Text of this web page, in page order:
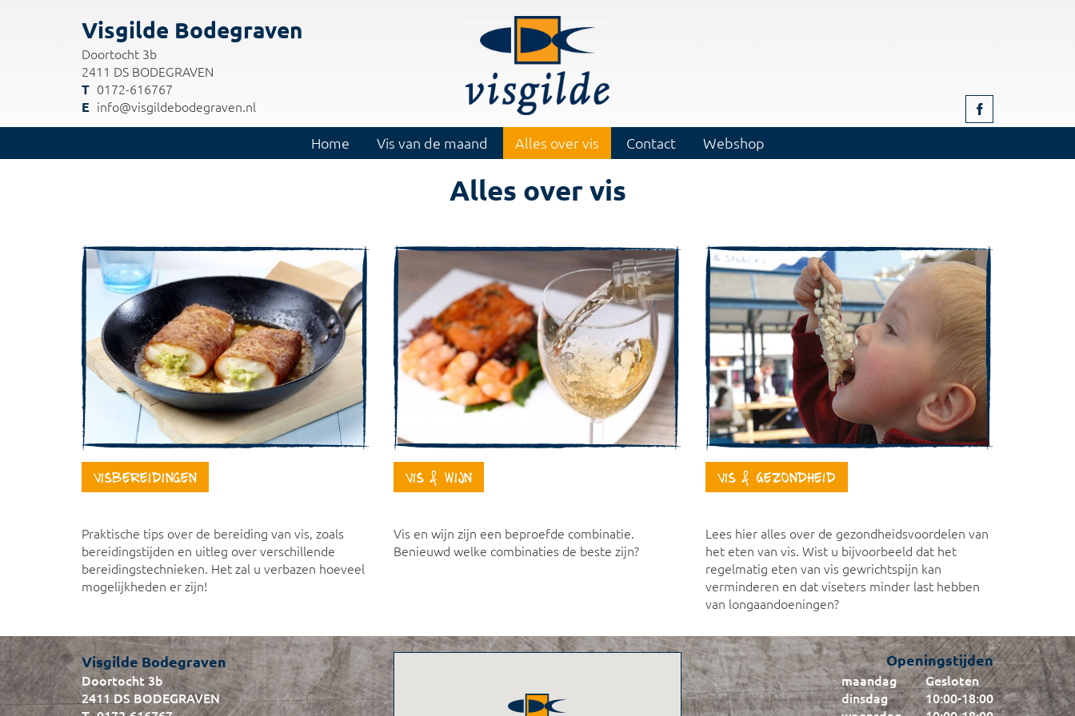
Visgilde Bodegraven
Doortocht 3b
2411 DS BODEGRAVEN
0172-616767
info@visgildebodegraven.nl
Home Vis van de maand Alles over vis Contact Webshop
Alles over vis
Visbereidingen Vis & Wijn Vis & Gezondheid
Praktische tips over de bereiding van vis, zoals
bereidingstijden en uitleg over verschillende
bereidingstechnieken. Het zal u verbazen hoeveel
mogelijkheden er zijn!
Vis en wijn zijn een beproefde combinatie.
Benieuwd welke combinaties de beste zijn?
Lees hier alles over de gezondheidsvoordelen van
het eten van vis. Wist u bijvoorbeeld dat het
regelmatig eten van vis gewrichtspijn kan
verminderen en dat viseters minder last hebben
van longaandoeningen?
Visgilde Bodegraven
Doortocht 3b
2411 DS BODEGRAVEN
Openingstijden
maandag
Gesloten
dinsdag
10:00-18:00